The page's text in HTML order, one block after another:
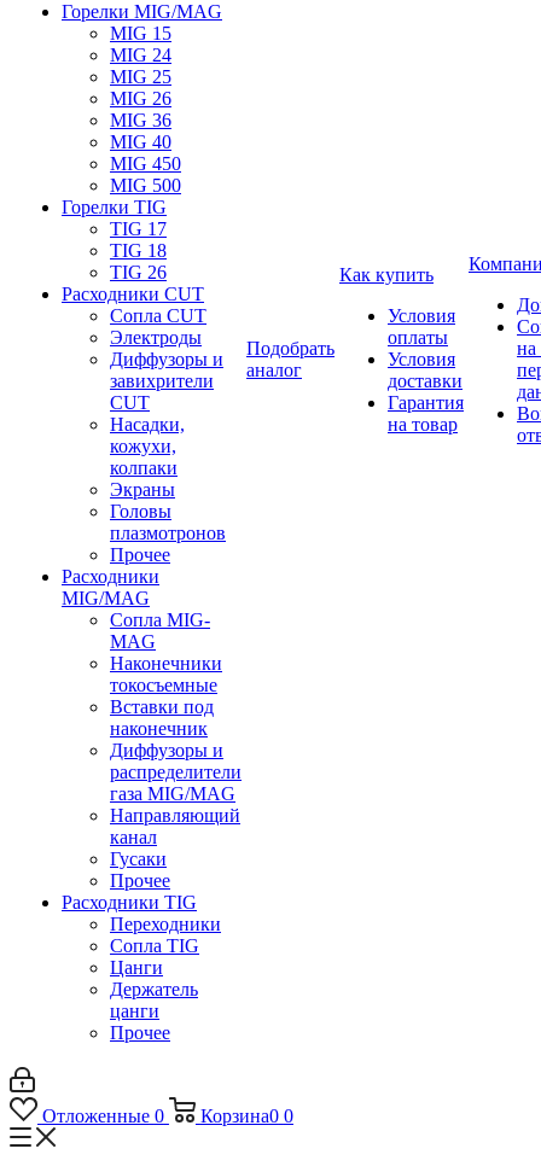
Горелки MIG/MAG
MIG 15
MIG 24
MIG 25
MIG 26
MIG 36
MIG 40
MIG 450
MIG 500
Горелки TIG
TIG 17
TIG 18
TIG 26
Расходники CUT
Сопла CUT
Электроды
Диффузоры и
завихрители
CUT
Насадки,
кожухи,
колпаки
Экраны
Головы
плазмотронов
Прочее
Расходники
MIG/MAG
Сопла MIG-
MAG
Наконечники
токосъемные
Вставки под
наконечник
Диффузоры и
распределители
газа MIG/MAG
Направляющий
канал
Гусаки
Прочее
Расходники TIG
Переходники
Сопла TIG
Цанги
Держатель
цанги
Прочее
Подобрать
аналог
Как купить
Условия
оплаты
Условия
доставки
Гарантия
на товар
на
Отложенные 0 Корзина0 0